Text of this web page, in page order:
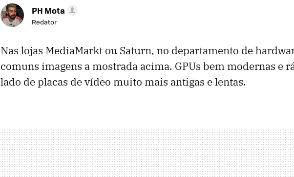
PH Mota
Redator
Nas lojas MediaMarkt ou Saturn, no departamento de
comuns imagens a mostrada acima. GPUs bem modernas e
lado de placas de vídeo muito mais antigas e lentas.